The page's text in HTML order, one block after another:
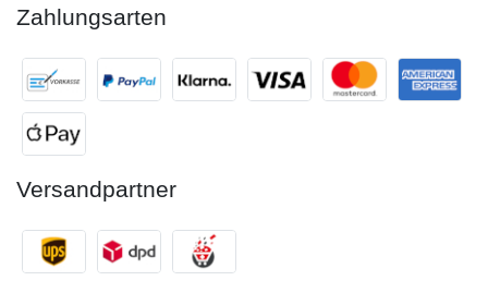
Zahlungsarten
Versandpartner